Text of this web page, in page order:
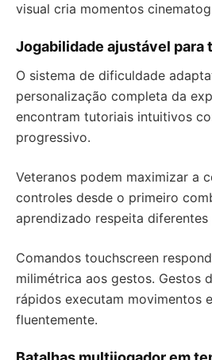
visual cria momentos
Jogabilidade ajustável para
O sistema de dificuldade
personalização completa da
encontram tutoriais intuitivos
progressivo.
Veteranos podem maximizar a
controles desde o primeiro
aprendizado respeita
Comandos touchscreen
milimétrica aos gestos. Gestos
rápidos executam movimentos
fluentemente.